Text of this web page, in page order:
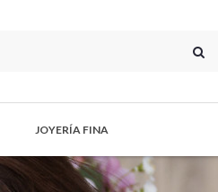
JOYERÍA FINA